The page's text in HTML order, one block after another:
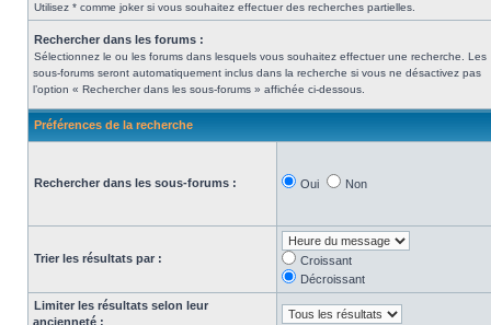
Utilisez * comme joker si vous souhaitez effectuer des recherches partielles.
Rechercher dans les forums :
Sélectionnez le ou les forums dans lesquels vous souhaitez effectuer une recherche. Les
sous-forums seront automatiquement inclus dans la recherche si vous ne désactivez pas
l’option « Rechercher dans les sous-forums » affichée ci-dessous.
Préférences de la recherche
Rechercher dans les sous-forums : Oui Non
Trier les résultats par :
Croissant
Décroissant
Limiter les résultats selon leur
ancienneté :